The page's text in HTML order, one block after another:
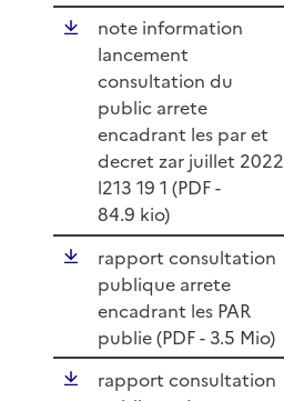
note information
lancement
consultation du
public arrete
encadrant les par et
decret zar juillet 2022
l213 19 1 (PDF-
84.9 kio)
rapport consultation
publique arrete
encadrant les PAR
publie (PDF- 3.5 Mio)
rapport consultation